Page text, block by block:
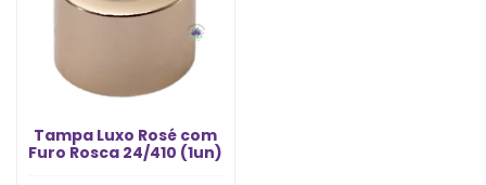
Tampa Luxo Rosé com
Furo Rosca 24/410 (1un)